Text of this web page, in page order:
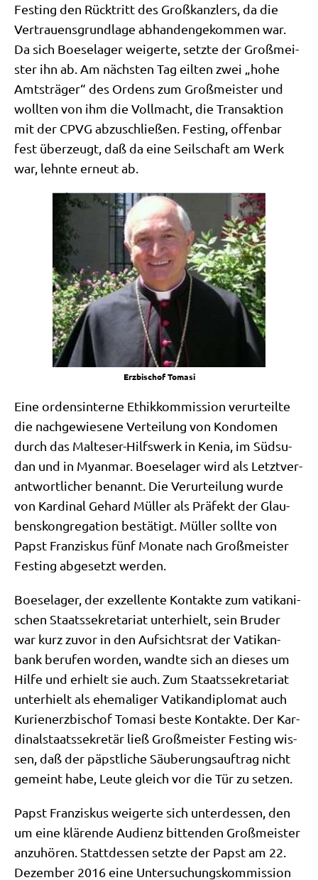
Fest­ing den Rück­tritt des Groß­kanz­lers, da die
Ver­trau­ens­grund­la­ge abhan­den­ge­kom­men war.
Da sich Boe­se­la­ger wei­ger­te, setz­te der Groß­mei­
ster ihn ab. Am näch­sten Tag eil­ten zwei „hohe
Amts­trä­ger“ des Ordens zum Groß­mei­ster und
woll­ten von ihm die Voll­macht, die Trans­ak­ti­on
mit der CPVG abzu­schlie­ßen. Fest­ing, offen­bar
fest über­zeugt, daß da eine Seil­schaft am Werk
war, lehn­te erneut ab.
Erz­bi­schof Tomasi
Eine ordens­in­ter­ne Ethik­kom­mis­si­on ver­ur­teil­te
die nach­ge­wie­se­ne Ver­tei­lung von Kon­do­men
durch das Mal­te­ser-Hilfs­werk in Kenia, im Süd­su­
dan und in Myan­mar. Boe­se­la­ger wird als Letzt­ver­
ant­wort­li­cher benannt. Die Ver­ur­tei­lung wur­de
von Kar­di­nal Gehard Mül­ler als Prä­fekt der Glau­
bens­kon­gre­ga­ti­on bestä­tigt. Mül­ler soll­te von
Papst Fran­zis­kus fünf Mona­te nach Groß­mei­ster
Fest­ing abge­setzt werden.
Boe­se­la­ger, der exzel­len­te Kon­tak­te zum vati­ka­ni­
schen Staats­se­kre­ta­ri­at unter­hielt, sein Bru­der
war kurz zuvor in den Auf­sichts­rat der Vatik­an­
bank beru­fen wor­den, wand­te sich an die­ses um
Hil­fe und erhielt sie auch. Zum Staats­se­kre­ta­ri­at
unter­hielt als ehe­ma­li­ger Vati­kan­di­plo­mat auch
Kuri­en­erz­bi­schof Toma­si beste Kon­tak­te. Der Kar­
di­nal­staats­se­kre­tär ließ Groß­mei­ster Fest­ing wis­
sen, daß der päpst­li­che Säu­be­rungs­auf­trag nicht
gemeint habe, Leu­te gleich vor die Tür zu setzen.
Papst Fran­zis­kus wei­ger­te sich unter­des­sen, den
um eine klä­ren­de Audi­enz bit­ten­den Groß­mei­ster
anzu­hö­ren. Statt­des­sen setz­te der Papst am 22.
Dezem­ber 2016 eine Unter­su­chungs­kom­mis­si­on